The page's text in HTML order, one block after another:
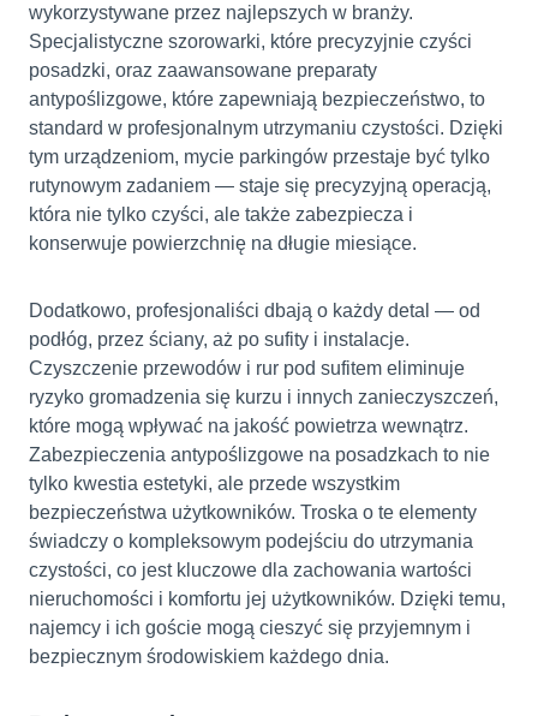
wykorzystywane przez najlepszych w branży.
Specjalistyczne szorowarki, które precyzyjnie czyści
posadzki, oraz zaawansowane preparaty
antypoślizgowe, które zapewniają bezpieczeństwo, to
standard w profesjonalnym utrzymaniu czystości. Dzięki
tym urządzeniom, mycie parkingów przestaje być tylko
rutynowym zadaniem — staje się precyzyjną operacją,
która nie tylko czyści, ale także zabezpiecza i
konserwuje powierzchnię na długie miesiące.
Dodatkowo, profesjonaliści dbają o każdy detal — od
podłóg, przez ściany, aż po sufity i instalacje.
Czyszczenie przewodów i rur pod sufitem eliminuje
ryzyko gromadzenia się kurzu i innych zanieczyszczeń,
które mogą wpływać na jakość powietrza wewnątrz.
Zabezpieczenia antypoślizgowe na posadzkach to nie
tylko kwestia estetyki, ale przede wszystkim
bezpieczeństwa użytkowników. Troska o te elementy
świadczy o kompleksowym podejściu do utrzymania
czystości, co jest kluczowe dla zachowania wartości
nieruchomości i komfortu jej użytkowników. Dzięki temu,
najemcy i ich goście mogą cieszyć się przyjemnym i
bezpiecznym środowiskiem każdego dnia.